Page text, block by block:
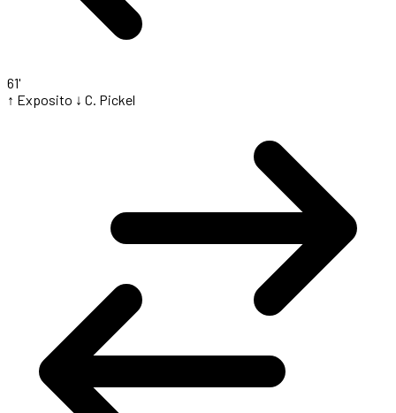
61'
↑ Exposito ↓ C. Pickel